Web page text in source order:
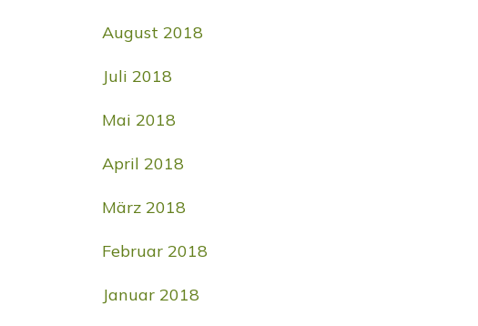
August 2018
Juli 2018
Mai 2018
April 2018
März 2018
Februar 2018
Januar 2018